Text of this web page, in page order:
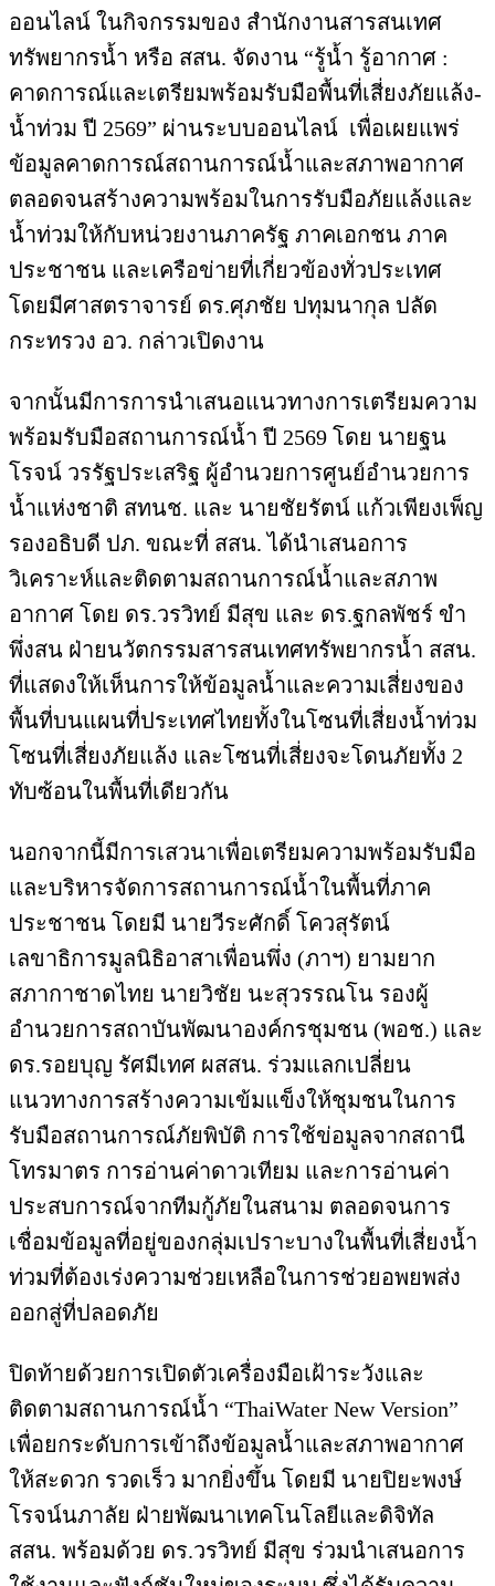
ออนไลน์ ในกิจกรรมของ สำนักงานสารสนเทศ
ทรัพยากรน้ำ หรือ สสน. จัดงาน “รู้น้ำ รู้อากาศ :
คาดการณ์และเตรียมพร้อมรับมือพื้นที่เสี่ยงภัยแล้ง-
น้ำท่วม ปี 2569” ผ่านระบบออนไลน์ เพื่อเผยแพร่
ข้อมูลคาดการณ์สถานการณ์น้ำและสภาพอากาศ
ตลอดจนสร้างความพร้อมในการรับมือภัยแล้งและ
น้ำท่วมให้กับหน่วยงานภาครัฐ ภาคเอกชน ภาค
ประชาชน และเครือข่ายที่เกี่ยวข้องทั่วประเทศ
โดยมีศาสตราจารย์ ดร.ศุภชัย ปทุมนากุล ปลัด
กระทรวง อว. กล่าวเปิดงาน
จากนั้นมีการการนำเสนอแนวทางการเตรียมความ
พร้อมรับมือสถานการณ์น้ำ ปี 2569 โดย นายฐน
โรจน์ วรรัฐประเสริฐ ผู้อำนวยการศูนย์อำนวยการ
น้ำแห่งชาติ สทนช. และ นายชัยรัตน์ แก้วเพียงเพ็ญ
รองอธิบดี ปภ. ขณะที่ สสน. ได้นำเสนอการ
วิเคราะห์และติดตามสถานการณ์น้ำและสภาพ
อากาศ โดย ดร.วรวิทย์ มีสุข และ ดร.ฐกลพัชร์ ขำ
พึ่งสน ฝ่ายนวัตกรรมสารสนเทศทรัพยากรน้ำ สสน.
ที่แสดงให้เห็นการให้ข้อมูลน้ำและความเสี่ยงของ
พื้นที่บนแผนที่ประเทศไทยทั้งในโซนที่เสี่ยงน้ำท่วม
โซนที่เสี่ยงภัยแล้ง และโซนที่เสี่ยงจะโดนภัยทั้ง 2
ทับซ้อนในพื้นที่เดียวกัน
นอกจากนี้มีการเสวนาเพื่อเตรียมความพร้อมรับมือ
และบริหารจัดการสถานการณ์น้ำในพื้นที่ภาค
ประชาชน โดยมี นายวีระศักดิ์ โควสุรัตน์
เลขาธิการมูลนิธิอาสาเพื่อนพึ่ง (ภาฯ) ยามยาก
สภากาชาดไทย นายวิชัย นะสุวรรณโน รองผู้
อำนวยการสถาบันพัฒนาองค์กรชุมชน (พอช.) และ
ดร.รอยบุญ รัศมีเทศ ผสสน. ร่วมแลกเปลี่ยน
แนวทางการสร้างความเข้มแข็งให้ชุมชนในการ
รับมือสถานการณ์ภัยพิบัติ การใช้ข่อมูลจากสถานี
โทรมาตร การอ่านค่าดาวเทียม และการอ่านค่า
ประสบการณ์จากทีมกู้ภัยในสนาม ตลอดจนการ
เชื่อมข้อมูลที่อยู่ของกลุ่มเปราะบางในพื้นที่เสี่ยงน้ำ
ท่วมที่ต้องเร่งความช่วยเหลือในการช่วยอพยพส่ง
ออกสู่ที่ปลอดภัย
ปิดท้ายด้วยการเปิดตัวเครื่องมือเฝ้าระวังและ
ติดตามสถานการณ์น้ำ “ThaiWater New Version”
เพื่อยกระดับการเข้าถึงข้อมูลน้ำและสภาพอากาศ
ให้สะดวก รวดเร็ว มากยิ่งขึ้น โดยมี นายปิยะพงษ์
โรจน์นภาลัย ฝ่ายพัฒนาเทคโนโลยีและดิจิทัล
สสน. พร้อมด้วย ดร.วรวิทย์ มีสุข ร่วมนำเสนอการ